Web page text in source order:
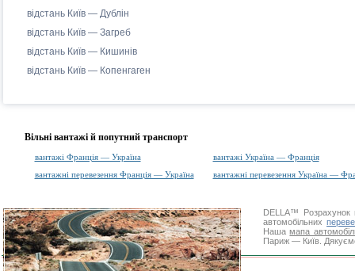
відстань Київ — Дублін
відстань Київ — Загреб
відстань Київ — Кишинів
відстань Київ — Копенгаген
Вільні вантажі й попутний транспорт
вантажі Франція — Україна
вантажі Україна — Франція
вантажні перевезення Франція — Україна
вантажні перевезення Україна —
DELLA™
Розрахунок
автомобільних
Нашамапа
Париж — Київ.